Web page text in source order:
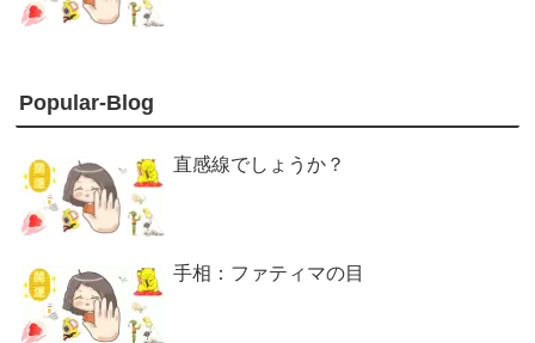
Popular-Blog
直感線でしょうか？
手相：ファティマの目